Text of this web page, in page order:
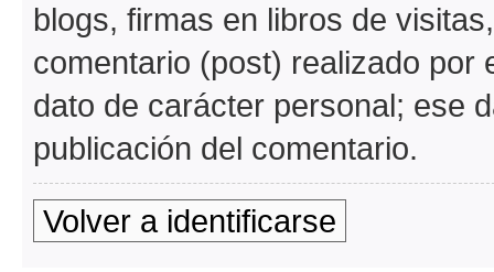
blogs, firmas en libros de
comentario (post) realizado por
dato de carácter personal; ese
publicación del comentario.
Volver a identificarse